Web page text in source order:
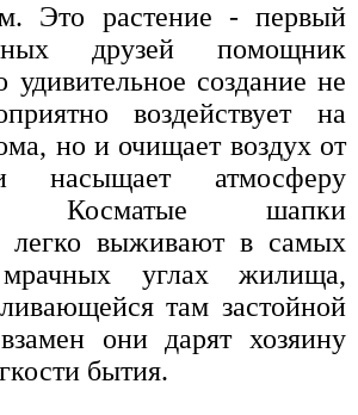
Это растение - первый
друзей помощник
удивительное создание не
воздействует на
но и очищает воздух от
насыщает атмосферу
Косматые шапки
легко выживают в самых
углах жилища,
там застойной
они дарят хозяину
бытия.